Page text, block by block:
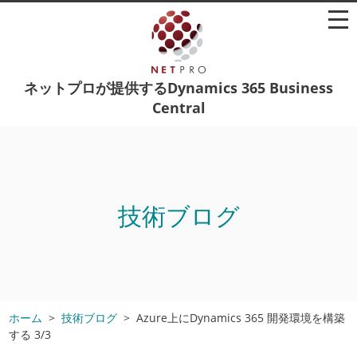
ネットプロが提供するDynamics 365 Business
Central
技術ブログ
ホーム 技術ブログ
Azure上にDynamics 365 開発環境を構築
する 3/3